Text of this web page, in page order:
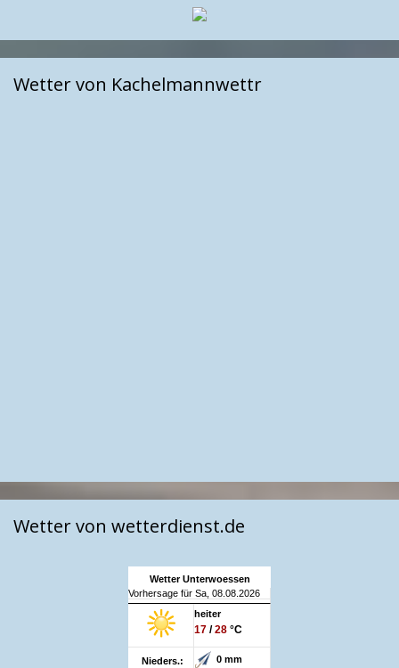
Wetter von Kachelmannwettr
Wetter von wetterdienst.de
Wetter Unterwoessen
Vorhersage für Sa, 08.08.2026
heiter
17 /28 °C
Nieders.: 0 mm